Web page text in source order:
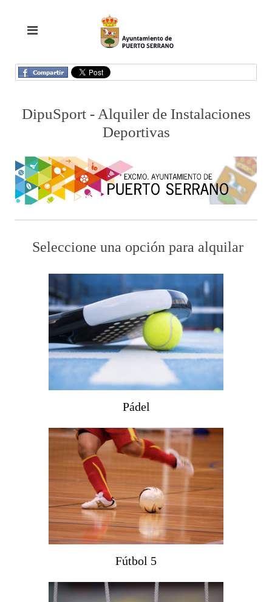
DipuSport - Alquiler de Instalaciones
Deportivas
Seleccione una opción para alquilar
Pádel
Fútbol 5